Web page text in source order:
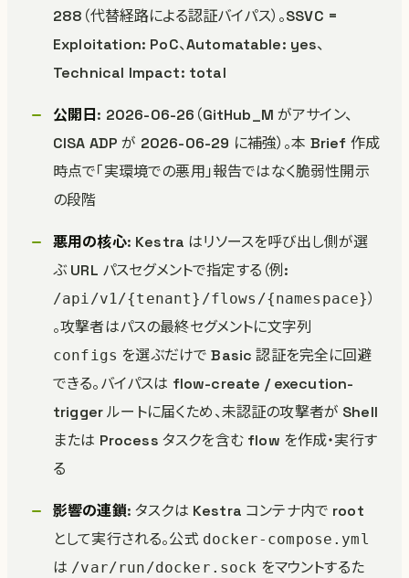
288（代替経路による認証バイパス）。SSVC =
Exploitation: PoC、Automatable: yes、
Technical Impact: total
公開日 : 2026-06-26（GitHub_M がアサイン、
CISA ADP が 2026-06-29 に補強）。本 Brief 作成
時点で「実環境での悪用」報告ではなく脆弱性開示
の段階
悪用の核心: Kestra はリソースを呼び出し側が選
ぶ URL パスセグメントで指定する（例:
/api/v1/{tenant}/flows/{namespace}）
。攻撃者はパスの最終セグメントに文字列
configs を選ぶだけで Basic 認証を完全に回避
できる。バイパスは flow-create / execution-
trigger ルートに届くため、未認証の攻撃者が Shell
または Process タスクを含む flow を作成・実行す
る
影響の連鎖: タスクは Kestra コンテナ内で root
として実行される。公式 docker-compose.yml
は /var/run/docker.sock をマウントするた